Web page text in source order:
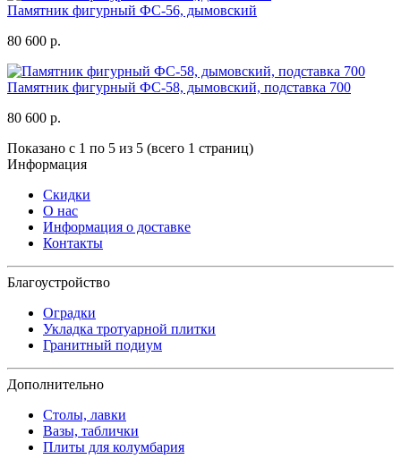
Памятник фигурный ФС-56, дымовский
80 600 р.
Памятник фигурный ФС-58, дымовский, подставка 700
80 600 р.
Показано с 1 по 5 из 5 (всего 1 страниц)
Информация
Скидки
О нас
Информация о доставке
Контакты
Благоустройство
Оградки
Укладка тротуарной плитки
Гранитный подиум
Дополнительно
Столы, лавки
Вазы, таблички
Плиты для колумбария